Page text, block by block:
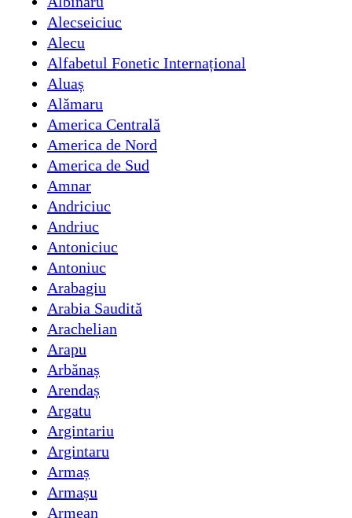
Alecseiciuc
Alecu
Alfabetul Fonetic Internațional
Aluaș
Alămaru
America Centrală
America de Nord
America de Sud
Amnar
Andriciuc
Andriuc
Antoniciuc
Antoniuc
Arabagiu
Arabia Saudită
Arachelian
Arapu
Arbănaș
Arendaș
Argatu
Argintariu
Argintaru
Armaș
Armașu
Armean